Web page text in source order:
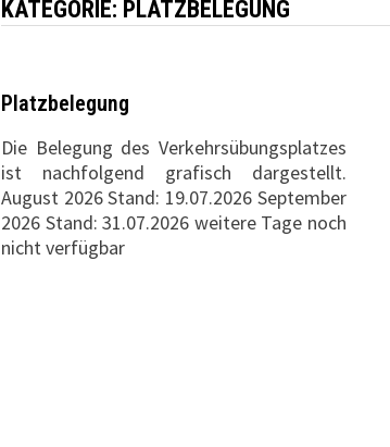
KATEGORIE: PLATZBELEGUNG
Platzbelegung
Die Belegung des Verkehrsübungsplatzes
ist nachfolgend grafisch dargestellt.
August 2026 Stand: 19.07.2026 September
2026 Stand: 31.07.2026 weitere Tage noch
nicht verfügbar